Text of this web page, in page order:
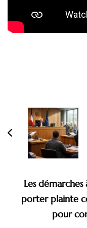
d'article
Les
porter plainte
pour